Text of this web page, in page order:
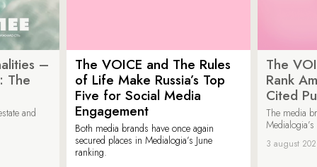
–
The
and
The VOICE and The Rules
of Life Make Russia’s Top
Five for Social Media
Engagement
Both media brands have once again
secured places in Medialogia’s June
ranking.
The
Rank
Cited
The media
3 august